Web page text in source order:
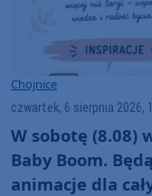
Chojnice
czwartek, 6 sierpnia 2026,
W sobotę (8.08)
Baby Boom.
animacje dla